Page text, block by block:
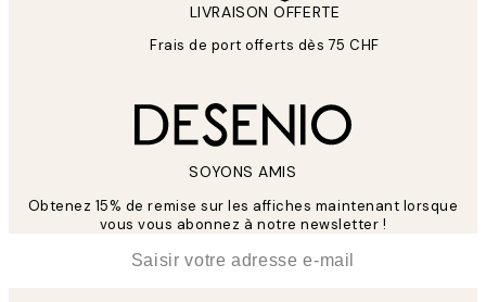
LIVRAISON OFFERTE
Frais de port offerts dès 75 CHF
SOYONS AMIS
Obtenez 15% de remise sur les affiches maintenant lorsque
vous vous abonnez à notre newsletter !